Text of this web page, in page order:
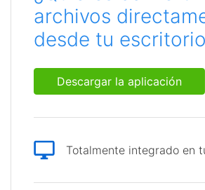
archivos
desde tu
Descargar la aplicación
Totalmente integrado en